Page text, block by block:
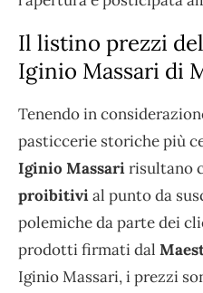
Il listino prezzi
Iginio Massari di
Tenendo in
pasticcerie storiche più
Iginio Massaririsultano
proibitivial punto da
polemiche da parte dei
prodotti firmati dal
Iginio Massari, i prezzi